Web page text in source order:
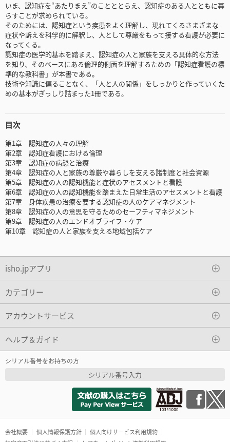
いま、認知症を“あたりまえ”のことととらえ、認知症のある人とともに暮
らすことが求められている。
そのためには、認知症という疾患をよく理解し、現れてくるさまざまな
症状や訴えを科学的に解釈し、人として尊厳をもって接する看護が必要に
なってくる。
認知症の医学的基本を踏まえ、認知症の人と家族を支える具体的な方法
を知り、そのベースにある倫理的側面を理解するための「認知症看護の標
準的な教科書」が本書である。
技術や知識に偏ることなく、「人と人の関係」をしっかりと作っていくた
めの基本がぎっしり詰まった1冊である。
目次
第1章 認知症の人々の理解
第2章 認知症看護における倫理
第3章 認知症の病態と治療
第4章 認知症の人と家族の尊厳や暮らしを支える諸制度と社会資源
第5章 認知症の人の認知機能と症状のアセスメントと看護
第6章 認知症の人の認知機能を踏まえた日常生活のアセスメントと看護
第7章 身体疾患の治療を要する認知症の人のケアマネジメント
第8章 認知症の人の意思を守るためのセーフティマネジメント
第9章 認知症の人のエンドオブライフ・ケア
第10章 認知症の人と家族を支える地域包括ケア
isho.jpアプリ
カテゴリー
アカウントサービス
ヘルプ＆ガイド
シリアル番号をお持ちの方
シリアル番号入力
会社概要 個人情報保護方針
個人向けサービス利用規約